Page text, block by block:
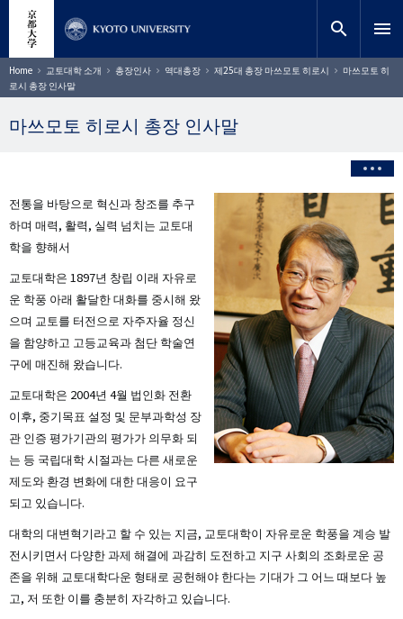
텐
츠
로
건
너
사이트 검색
찾기
search menu
Home 교토대학 소개 총장인사 역대총장 제25대 총장 마쓰모토 히로시
마쓰모토 히
로시 총장 인사말
마쓰모토 히로시 총장 인사말
전통을 바탕으로 혁신과 창조를 추구
하며 매력, 활력, 실력 넘치는 교토대
학을 향해서
교토대학은 1897년 창립 이래 자유로
운 학풍 아래 활달한 대화를 중시해 왔
으며 교토를 터전으로 자주자율 정신
을 함양하고 고등교육과 첨단 학술연
구에 매진해 왔습니다.
교토대학은 2004년 4월 법인화 전환
이후, 중기목표 설정 및 문부과학성 장
관 인증 평가기관의 평가가 의무화 되
는 등 국립대학 시절과는 다른 새로운
제도와 환경 변화에 대한 대응이 요구
되고 있습니다.
대학의 대변혁기라고 할 수 있는 지금, 교토대학이 자유로운 학풍을 계승 발
전시키면서 다양한 과제 해결에 과감히 도전하고 지구 사회의 조화로운 공
존을 위해 교토대학다운 형태로 공헌해야 한다는 기대가 그 어느 때보다 높
고, 저 또한 이를 충분히 자각하고 있습니다.